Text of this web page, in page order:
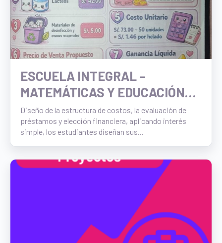
ESCUELA INTEGRAL –
MATEMÁTICAS Y EDUCACIÓN
FINANCIERA
Diseño de la estructura de costos, la evaluación de
préstamos y elección financiera, aplicando interés
simple, los estudiantes diseñan sus...